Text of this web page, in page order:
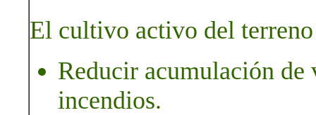
El cultivo activo del
Reducir acumulación de
incendios.